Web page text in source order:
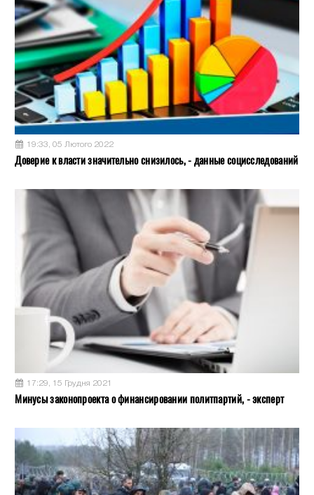
19:33, 05 Лютого 2022
Доверие к власти значительно снизилось, - данные социсследований
17:29, 15 Грудня 2021
Минусы законопроекта о финансировании политпартий, - эксперт